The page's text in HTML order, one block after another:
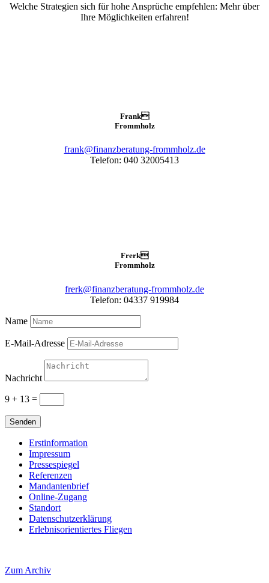
Welche Strategien sich für hohe Ansprüche empfehlen: Mehr über
Ihre Möglichkeiten erfahren!
Frank
Frommholz
frank@finanzberatung-frommholz.de
Telefon: 040 32005413
Frerk
Frommholz
frerk@finanzberatung-frommholz.de
Telefon: 04337 919984
Name
E-Mail-Adresse
Nachricht
9 + 13 =
Senden
Erstinformation
Impressum
Pressespiegel
Referenzen
Mandantenbrief
Online-Zugang
Standort
Datenschutzerklärung
Erlebnisorientiertes Fliegen
Zum Archiv